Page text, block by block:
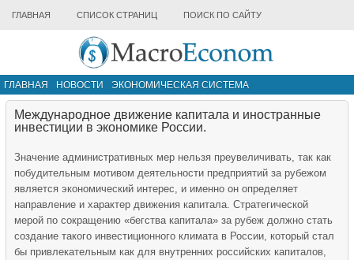
ГЛАВНАЯ СПИСОК СТРАНИЦ ПОИСК ПО САЙТУ
ГЛАВНАЯ НОВОСТИ
ЭКОНОМИЧЕСКАЯ СИСТЕМА
ИНФРАСТРУКТУРА РЫНКА
Международное движение капитала и иностранные
инвестиции в экономике России.
Значение административных мер нельзя преувеличивать, так как
побудительным мотивом деятельности предприятий за рубежом
является экономический интерес, и именно он определяет
направление и характер движения капитала. Стратегической
мерой по сокращению «бегства капитала» за рубеж должно стать
создание такого инвестиционного климата в России, который стал
бы привлекательным как для внутренних российских капиталов,